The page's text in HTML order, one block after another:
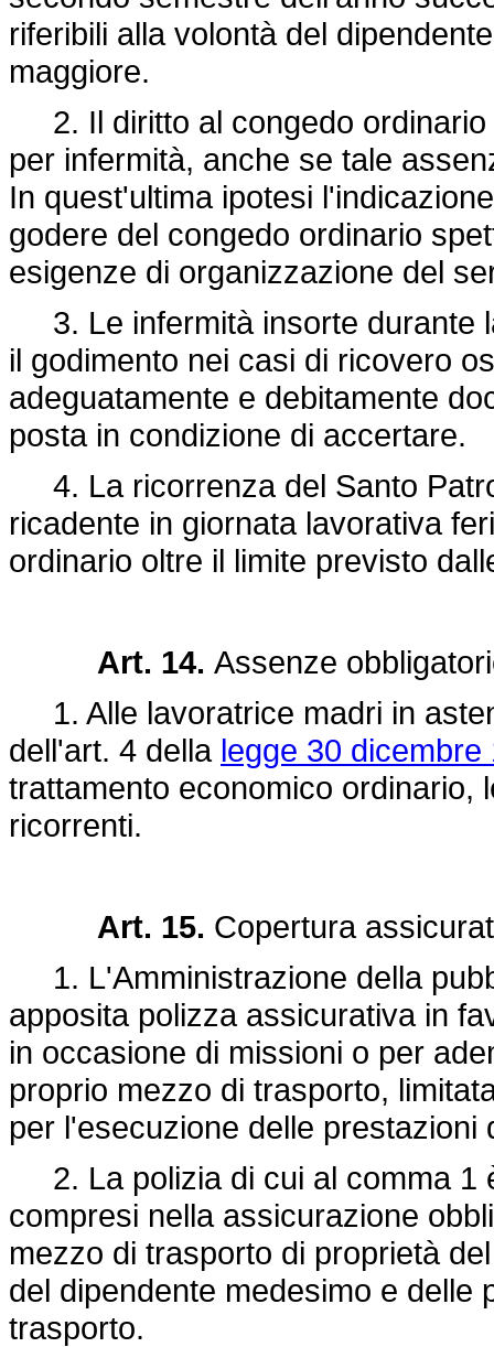
riferibili alla volontà del
maggiore.
2. Il diritto al congedo ordinario
per infermità, anche se tale
In quest'ultima ipotesi
godere del congedo ordinario
esigenze di organizzazione del
3. Le infermità insorte durante
il godimento nei casi di ricovero
adeguatamente e debitamente
posta in condizione di accertare.
4. La ricorrenza del Santo
ricadente in giornata lavorativa
ordinario oltre il limite previsto
Art. 14. Assenze
1. Alle lavoratrice madri in
dell'art. 4 della legge 30 dicembre
trattamento economico ordinario,
ricorrenti.
Art. 15. Copertura
1. L'Amministrazione della
apposita polizza assicurativa in
in occasione di missioni o per
proprio mezzo di trasporto,
per l'esecuzione delle prestazioni
2. La polizia di cui al comma 1
compresi nella assicurazione
mezzo di trasporto di proprietà
del dipendente medesimo e delle
trasporto.